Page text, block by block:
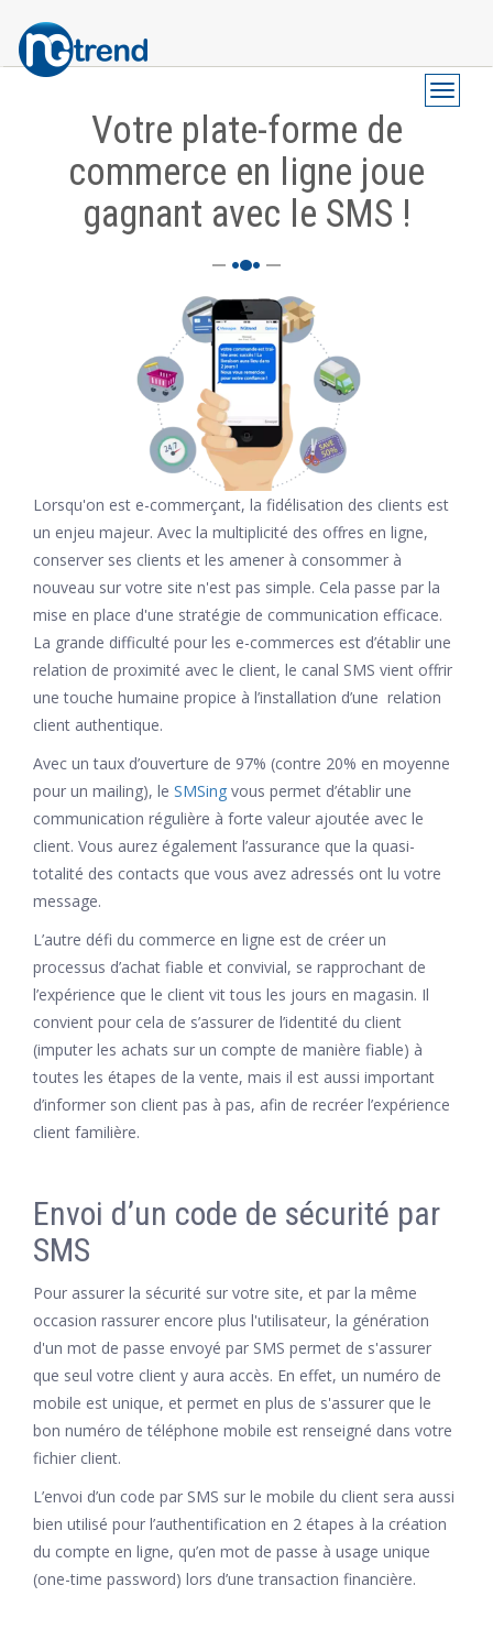
Navigation
principale
Toggle
Votre plate-forme de
commerce en ligne joue
gagnant avec le SMS !
Lorsqu'on est e-commerçant, la fidélisation des clients est
un enjeu majeur. Avec la multiplicité des offres en ligne,
conserver ses clients et les amener à consommer à
nouveau sur votre site n'est pas simple. Cela passe par la
mise en place d'une stratégie de communication efficace.
La grande difficulté pour les e-commerces est d’établir une
relation de proximité avec le client, le canal SMS vient offrir
une touche humaine propice à l’installation d’une relation
client authentique.
Avec un taux d’ouverture de 97% (contre 20% en moyenne
pour un mailing), le SMSing vous permet d’établir une
communication régulière à forte valeur ajoutée avec le
client. Vous aurez également l’assurance que la quasi-
totalité des contacts que vous avez adressés ont lu votre
message.
L’autre défi du commerce en ligne est de créer un
processus d’achat fiable et convivial, se rapprochant de
l’expérience que le client vit tous les jours en magasin. Il
convient pour cela de s’assurer de l’identité du client
(imputer les achats sur un compte de manière fiable) à
toutes les étapes de la vente, mais il est aussi important
d’informer son client pas à pas, afin de recréer l’expérience
client familière.
Envoi d’un code de sécurité par
SMS
Pour assurer la sécurité sur votre site, et par la même
occasion rassurer encore plus l'utilisateur, la génération
d'un mot de passe envoyé par SMS permet de s'assurer
que seul votre client y aura accès. En effet, un numéro de
mobile est unique, et permet en plus de s'assurer que le
bon numéro de téléphone mobile est renseigné dans votre
fichier client.
L’envoi d’un code par SMS sur le mobile du client sera aussi
bien utilisé pour l’authentification en 2 étapes à la création
du compte en ligne, qu’en mot de passe à usage unique
(one-time password) lors d’une transaction financière.